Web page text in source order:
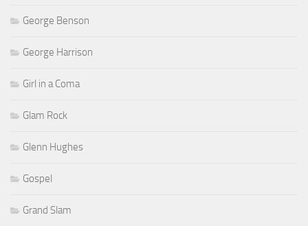
George Benson
George Harrison
Girl in a Coma
Glam Rock
Glenn Hughes
Gospel
Grand Slam